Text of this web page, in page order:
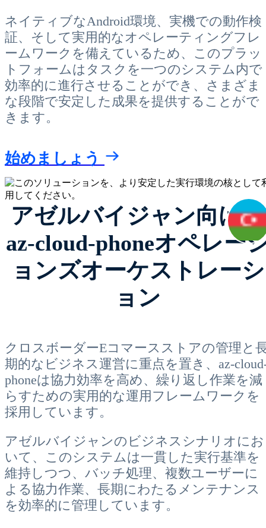
ネイティブなAndroid環境、実機での動作検
証、そして実用的なオペレーティングフレ
ームワークを備えているため、このプラッ
トフォームはタスクを一つのシステム内で
効率的に進行させることができ、さまざま
な段階で安定した成果を提供することがで
きます。
始めましょう
アゼルバイジャン向けの
az-cloud-phoneオペレー
ョンズオーケストレーシ
ョン
クロスボーダーEコマースストアの管理と
期的なビジネス運営に重点を置き、az-
phoneは協力効率を高め、繰り返し作業を減
らすための実用的な運用フレームワークを
採用しています。
アゼルバイジャンのビジネスシナリオにお
いて、このシステムは一貫した実行基準を
維持しつつ、バッチ処理、複数ユーザーに
よる協力作業、長期にわたるメンテナンス
を効率的に管理しています。